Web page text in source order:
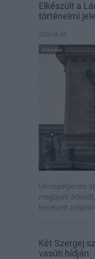
Elkészült a
történelmi
2023.08.04
Útépítés
Ünnepélyesen
megújult
tervezett
Két Szergej
vasúti hídján